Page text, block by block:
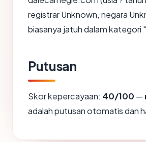
registrar Unknown, negara
biasanya jatuh dalam kategori
Putusan
Skor kepercayaan: 40/100 —
adalah putusan otomatis dan